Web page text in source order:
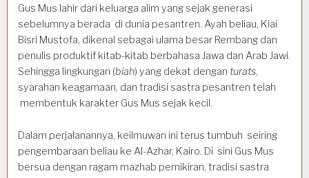
Gus Mus lahir dari keluarga alim yang sejak generasi
sebelumnya berada di dunia pesantren. Ayah beliau, Kiai
Bisri Mustofa, dikenal sebagai ulama besar Rembang dan
penulis produktif kitab-kitab berbahasa Jawa dan Arab Jawi.
Sehingga lingkungan (biah) yang dekat dengan turats,
syarahan keagamaan, dan tradisi sastra pesantren telah
membentuk karakter Gus Mus sejak kecil.
Dalam perjalanannya, keilmuwan ini terus tumbuh seiring
pengembaraan beliau ke Al-Azhar, Kairo. Di sini Gus Mus
bersua dengan ragam mazhab pemikiran, tradisi sastra